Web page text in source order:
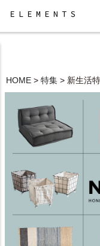
夏季休業
HOME 特集 新生活